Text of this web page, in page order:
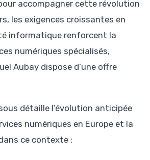
accompagner cette révolution
les exigences croissantes en
informatique renforcent la
numériques spécialisés,
Aubay dispose d’une offre
détaille l’évolution anticipée
numériques en Europe et la
ce contexte :